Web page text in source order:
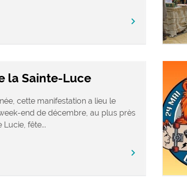
chevron_right
la Sainte-Luce
cette manifestation a lieu le
end de décembre, au plus près
Lucie, fête...
chevron_right